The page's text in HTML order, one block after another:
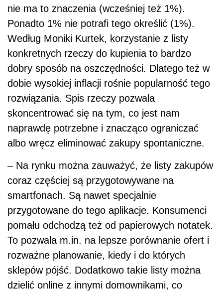
nie ma to znaczenia (wcześniej też 1%).
Ponadto 1% nie potrafi tego określić (1%).
Według Moniki Kurtek, korzystanie z listy
konkretnych rzeczy do kupienia to bardzo
dobry sposób na oszczędności. Dlatego też w
dobie wysokiej inflacji rośnie popularność tego
rozwiązania. Spis rzeczy pozwala
skoncentrować się na tym, co jest nam
naprawdę potrzebne i znacząco ograniczać
albo wręcz eliminować zakupy spontaniczne.
– Na rynku można zauważyć, że listy zakupów
coraz częściej są przygotowywane na
smartfonach. Są nawet specjalnie
przygotowane do tego aplikacje. Konsumenci
pomału odchodzą też od papierowych notatek.
To pozwala m.in. na lepsze porównanie ofert i
rozważne planowanie, kiedy i do których
sklepów pójść. Dodatkowo takie listy można
dzielić online z innymi domownikami, co